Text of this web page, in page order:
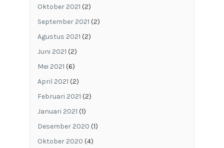
Oktober 2021 (2)
September 2021 (2)
Agustus 2021 (2)
Juni 2021 (2)
Mei 2021 (6)
April 2021 (2)
Februari 2021 (2)
Januari 2021 (1)
Desember 2020 (1)
Oktober 2020 (4)